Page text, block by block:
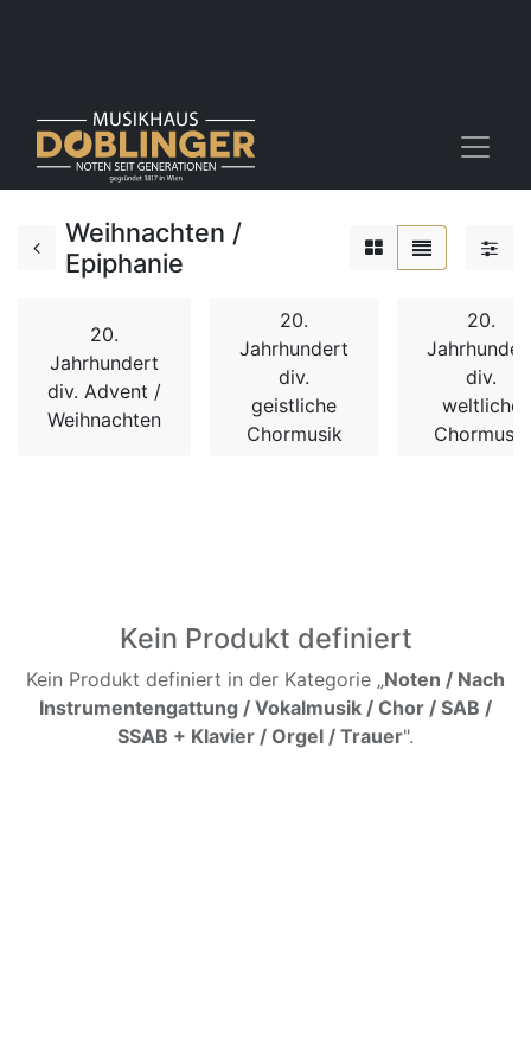
Weihnachten /
Epiphanie
20.
Jahrhundert
div. Advent /
Weihnachten
20.
Jahrhundert
div.
geistliche
Chormusik
20.
div.
weltliche
Chormusik
Kein Produkt definiert
Kein Produkt definiert in der Kategorie „Noten / Nach
Instrumentengattung / Vokalmusik / Chor / SAB /
SSAB + Klavier / Orgel / Trauer".